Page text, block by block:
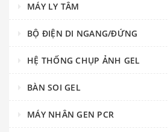
MÁY LY TÂM
BỘ ĐIỆN DI NGANG/ĐỨNG
HỆ THỐNG CHỤP ẢNH GEL
BÀN SOI GEL
MÁY NHÂN GEN PCR